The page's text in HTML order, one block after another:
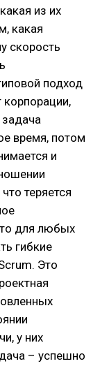
из их
какая
скорость
подход
корпорации,
задача
время, потом
и
теряется
для любых
гибкие
Это
у них
– успешно